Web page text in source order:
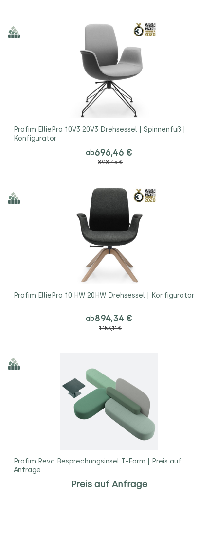
Profim ElliePro 10V3 20V3 Drehsessel | Spinnenfuß |
Konfigurator
ab696,46 €
898,45 €
Profim ElliePro 10 HW 20HW Drehsessel | Konfigurator
ab894,34 €
1.153,11 €
Profim Revo Besprechungsinsel T-Form | Preis auf
Anfrage
Preis auf Anfrage